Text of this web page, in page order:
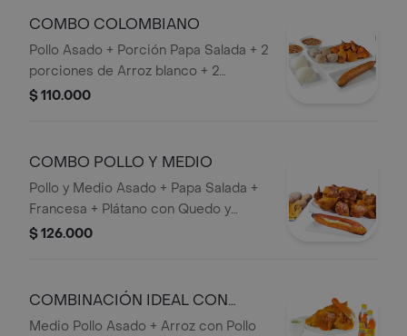
COMBO COLOMBIANO
Pollo Asado + Porción Papa Salada + 2
porciones de Arroz blanco + 2
porciones de frijol + plátano Maduro +
$ 110.000
COMBO POLLO Y MEDIO
Pollo y Medio Asado + Papa Salada +
Francesa + Plátano con Quedo y
Bocadillo + 1 bebida 1,5 lts.
$ 126.000
COMBINACIÓN IDEAL CON
ARROZ CON POLLO
Medio Pollo Asado + Arroz con Pollo